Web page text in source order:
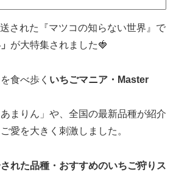
された『マツコの知らない世界』で
が大特集されました🍓
食べ歩く いちごマニア・Master
まりん」や、全国の最新品種が紹介
愛を大きく刺激しました。
れた品種・おすすめのいちご狩りス